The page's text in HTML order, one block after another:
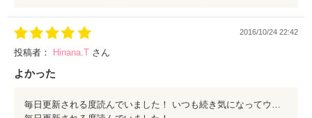
2016/10/24 22:42
投稿者： Hinana.T さん
よかった